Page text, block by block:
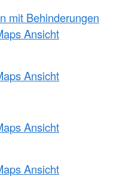
mit Behinderungen
Ansicht
Ansicht
Ansicht
Ansicht